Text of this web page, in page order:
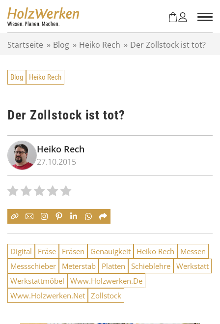
Startseite » Blog » Heiko Rech » Der Zollstock ist tot?
Blog Heiko Rech
Der Zollstock ist tot?
Heiko Rech
27.10.2015
Digital Fräse Fräsen Genauigkeit Heiko Rech
Messen
Messschieber
Meterstab Platten Schieblehre Werkstatt
Werkstattmöbel
Www.Holzwerken.De
Www.Holzwerken.Net Zollstock